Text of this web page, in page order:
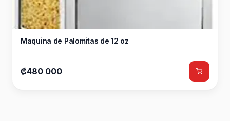
Maquina de Palomitas de 12 oz
₡480 000